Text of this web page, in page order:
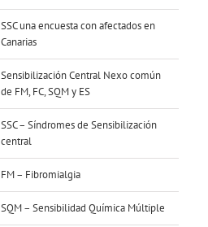
SSC una encuesta con afectados en
Canarias
Sensibilización Central Nexo común
de FM, FC, SQM y ES
SSC – Síndromes de Sensibilización
central
FM – Fibromialgia
SQM – Sensibilidad Química Múltiple